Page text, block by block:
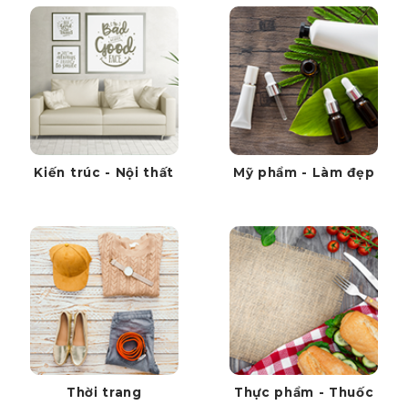
Kiến trúc - Nội thất Mỹ phẩm - Làm đẹp
Thời trang Thực phẩm - Thuốc